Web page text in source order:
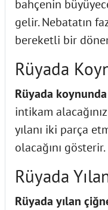
bahçenin
gelir. Nebatatın
bereketli bir
Rüyada
Rüyada
intikam
yılanı iki parça
olacağını gösterir.
Rüyada
Rüyada yılan